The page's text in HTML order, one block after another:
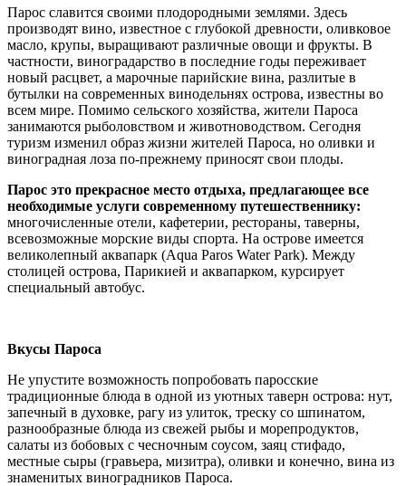
Парос славится своими плодородными землями. Здесь
производят вино, известное с глубокой древности, оливковое
масло, крупы, выращивают различные овощи и фрукты. В
частности, виноградарство в последние годы переживает
новый расцвет, а марочные парийские вина, разлитые в
бутылки на современных винодельнях острова, известны во
всем мире. Помимо сельского хозяйства, жители Пароса
занимаются рыболовством и животноводством. Сегодня
туризм изменил образ жизни жителей Пароса, но оливки и
виноградная лоза по-прежнему приносят свои плоды.
Парос это прекрасное место отдыха, предлагающее все
необходимые услуги современному путешественнику:
многочисленные отели, кафетерии, рестораны, таверны,
всевозможные морские виды спорта. На острове имеется
великолепный аквапарк (Aqua Paros Water Park). Между
столицей острова, Парикией и аквапарком, курсирует
специальный автобус.
Вкусы Пароса
Не упустите возможность попробовать паросские
традиционные блюда в одной из уютных таверн острова: нут,
запечный в духовке, рагу из улиток, треску со шпинатом,
разнообразные блюда из свежей рыбы и морепродуктов,
салаты из бобовых с чесночным соусом, заяц стифадо,
местные сыры (гравьера, мизитра), оливки и конечно, вина из
знаменитых виноградников Пароса.